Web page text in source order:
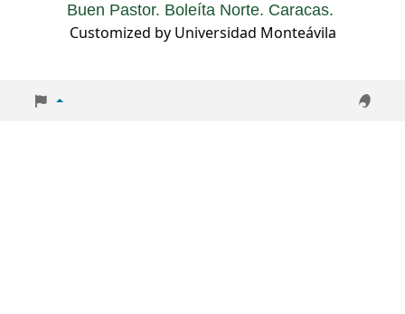
Buen Pastor. Boleíta Norte. Caracas.
Customized by Universidad Monteávila